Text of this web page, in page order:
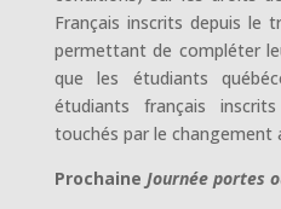
Français inscrits depuis le
permettant de compléter
que les étudiants
étudiants français
touchés par le changement
Prochaine Journée portes